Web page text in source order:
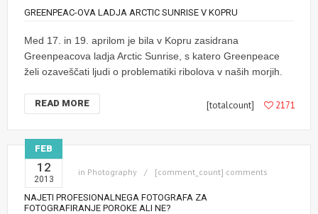
GREENPEAC-OVA LADJA ARCTIC SUNRISE V KOPRU
Med 17. in 19. aprilom je bila v Kopru zasidrana
Greenpeacova ladja Arctic Sunrise, s katero Greenpeace
želi ozaveščati ljudi o problematiki ribolova v naših morjih.
READ MORE [totalcount] 2171
FEB
12
2013
in Photography [comment_count] comments
NAJETI PROFESIONALNEGA FOTOGRAFA ZA
FOTOGRAFIRANJE POROKE ALI NE?